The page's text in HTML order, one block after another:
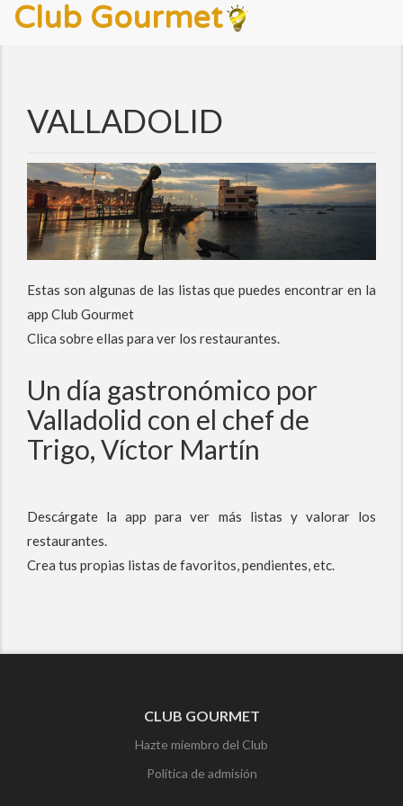
Club Gourmet
VALLADOLID
Estas son algunas de las listas que puedes encontrar en la
app Club Gourmet
Clica sobre ellas para ver los restaurantes.
Un día gastronómico por
Valladolid con el chef de
Trigo, Víctor Martín
Descárgate la app para ver más listas y valorar los
restaurantes.
Crea tus propias listas de favoritos, pendientes, etc.
CLUB GOURMET
Hazte miembro del Club
Política de admisión